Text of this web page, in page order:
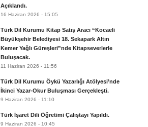
Açıklandı.
16 Haziran 2026 - 15:05
Türk Dil Kurumu Kitap Satış Aracı “Kocaeli
Büyükşehir Belediyesi 18. Sekapark Altın
Kemer Yağlı Güreşleri”nde Kitapseverlerle
Buluşacak.
11 Haziran 2026 - 11:56
Türk Dil Kurumu Öykü Yazarlığı Atölyesi’nde
İkinci Yazar-Okur Buluşması Gerçekleşti.
9 Haziran 2026 - 11:10
Türk İşaret Dili Öğretimi Çalıştayı Yapıldı.
9 Haziran 2026 - 10:45